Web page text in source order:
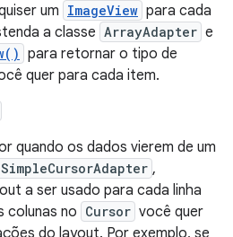
um ImageView para cada
a classe ArrayAdapter e
para retornar o tipo de
quer para cada item.
quando os dados vierem de um
SimpleCursorAdapter ,
a ser usado para cada linha
colunas no Cursor você quer